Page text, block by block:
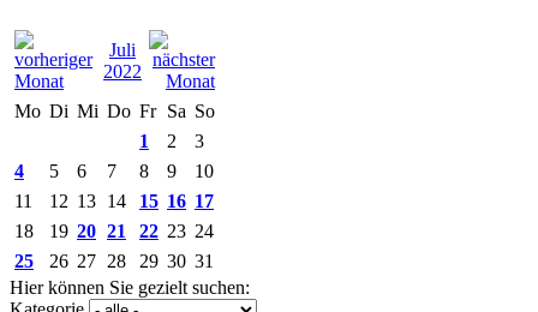
Juli
2022
Mo Di Mi Do Fr Sa So
1
2
3
4
5 6 7 8 9
10
11
12 13 14 15 16 17
18
19 20 21 22 23 24
25
26 27 28 29 30 31
Hier können Sie gezielt suchen: